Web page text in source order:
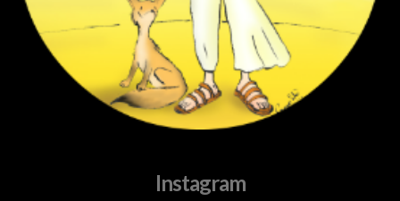
Instagram